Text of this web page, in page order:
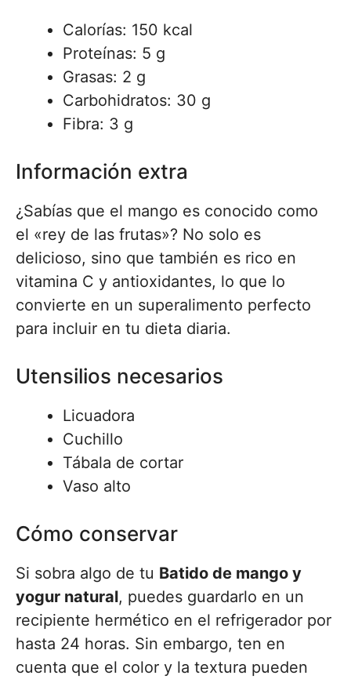
Calorías: 150 kcal
Proteínas: 5 g
Grasas: 2 g
Carbohidratos: 30 g
Fibra: 3 g
Información extra
¿Sabías que el mango es conocido como
el «rey de las frutas»? No solo es
delicioso, sino que también es rico en
vitamina C y antioxidantes, lo que lo
convierte en un superalimento perfecto
para incluir en tu dieta diaria.
Utensilios necesarios
Licuadora
Cuchillo
Tábala de cortar
Vaso alto
Cómo conservar
Si sobra algo de tu Batido de mango y
yogur natural, puedes guardarlo en un
recipiente hermético en el refrigerador por
hasta 24 horas. Sin embargo, ten en
cuenta que el color y la textura pueden